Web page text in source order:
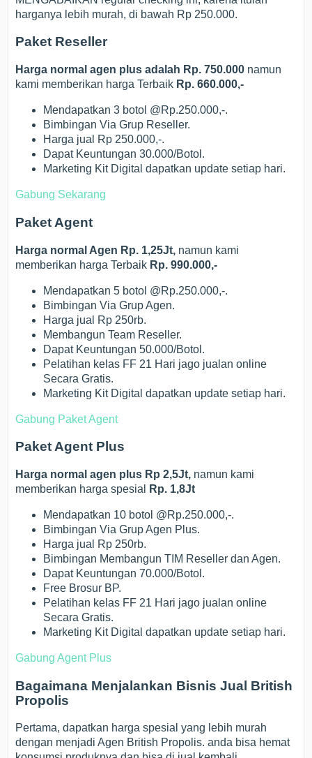
harganya lebih murah, di bawah Rp 250.000.
Paket Reseller
Harga normal agen plus adalah Rp. 750.000 namun
kami memberikan harga Terbaik Rp. 660.000,-
Mendapatkan 3 botol @Rp.250.000,-.
Bimbingan Via Grup Reseller.
Harga jual Rp 250.000,-.
Dapat Keuntungan 30.000/Botol.
Marketing Kit Digital dapatkan update setiap hari.
Gabung Sekarang
Paket Agent
Harga normal Agen Rp. 1,25Jt, namun kami
memberikan harga Terbaik Rp. 990.000,-
Mendapatkan 5 botol @Rp.250.000,-.
Bimbingan Via Grup Agen.
Harga jual Rp 250rb.
Membangun Team Reseller.
Dapat Keuntungan 50.000/Botol.
Pelatihan kelas FF 21 Hari jago jualan online
Secara Gratis.
Marketing Kit Digital dapatkan update setiap hari.
Gabung Paket Agent
Paket Agent Plus
Harga normal agen plus Rp 2,5Jt, namun kami
memberikan harga spesial
Rp. 1,8Jt
Mendapatkan 10 botol @Rp.250.000,-.
Bimbingan Via Grup Agen Plus.
Harga jual Rp 250rb.
Bimbingan Membangun TIM Reseller dan Agen.
Dapat Keuntungan 70.000/Botol.
Free Brosur BP.
Pelatihan kelas FF 21 Hari jago jualan online
Secara Gratis.
Marketing Kit Digital dapatkan update setiap hari.
Gabung Agent Plus
Bagaimana Menjalankan Bisnis Jual British
Propolis
Pertama, dapatkan harga spesial yang lebih murah
dengan menjadi Agen British Propolis. anda bisa hemat